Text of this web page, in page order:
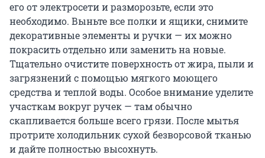
его от электросети и разморозьте, если это
необходимо. Выньте все полки и ящики, снимите
декоративные элементы и ручки — их можно
покрасить отдельно или заменить на новые.
Тщательно очистите поверхность от жира, пыли и
загрязнений с помощью мягкого моющего
средства и теплой воды. Особое внимание уделите
участкам вокруг ручек — там обычно
скапливается больше всего грязи. После мытья
протрите холодильник сухой безворсовой тканью
и дайте полностью высохнуть.